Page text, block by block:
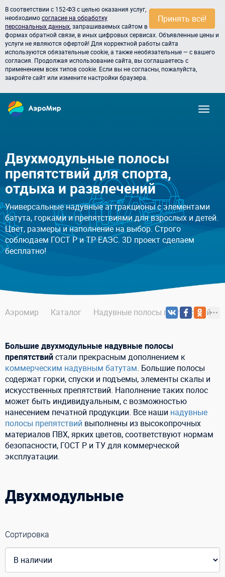
Принять всё!
В соответствии с 152-ФЗ с целью оказания услуг,
необходимосогласие на обработку
персональных данных , запрашиваемых сайтом в
формах обратной связи, в иных цифровых сервисах. Объявленные цены и
услуги не являются офертой! Для корректной работы сайта
используются обязательные cookie, а также необязательные — с вашего
согласия. Продолжая использование сайта, вы соглашаетесь с
применением всех типов cookie. Если вы не согласны, пожалуйста,
закройте сайт или измените настройки браузера.
Двухмодульные полосы
препятствий для спорта,
отдыха и развлечений
Универсальные надувные аттракционы с элементами
батута, горками и препятствиями для взрослых и детей.
Цвет, размеры и наполнение на выбор. Строго
соблюдаем ГОСТ Р и ТР ЕАЭС. 3D проект сделаем
бесплатно!
Аэромир Каталог Надувные полосы препятствий
Большие двухмодульные надувные полосы
препятствийстали прекрасным дополнением к
коммерческим надувным батутам. Большие полосы
содержат горки, спуски и подъемы, элементы скалы и
искусственных препятствий. Наполнение таких полос
может быть индивидуальным, с возможностью
нанесением печатной продукции. Все наши надувные
полосы препятствий выполнены из высокопрочных
материалов ПВХ, ярких цветов, соответствуют нормам
безопасности, ГОСТ Р и ТУ для коммерческой
эксплуатации.
Двухмодульные
Сортировка